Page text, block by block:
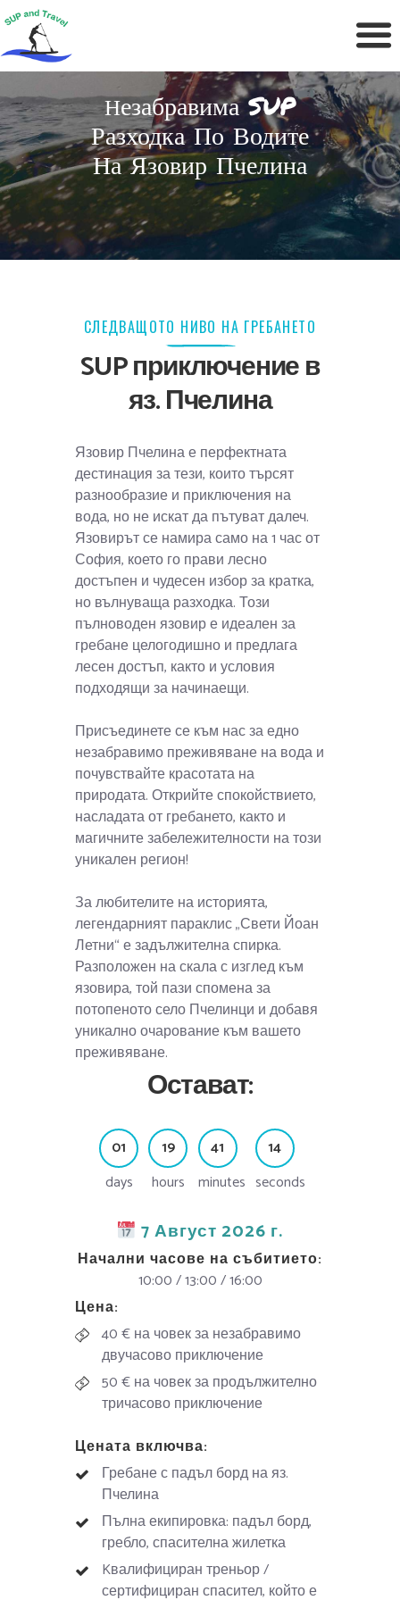
НЕзабравима SUP
Разходка По Водите
На Язовир Пчелина
СЛЕДВАЩОТО НИВО НА ГРЕБАНЕТО
SUP приключение в
яз. Пчелина
Язовир Пчелина е перфектната
дестинация за тези, които търсят
разнообразие и приключения на
вода, но не искат да пътуват далеч.
Язовирът се намира само на 1 час от
София, което го прави лесно
достъпен и чудесен избор за кратка,
но вълнуваща разходка. Този
пълноводен язовир е идеален за
гребане целогодишно и предлага
лесен достъп, както и условия
подходящи за начинаещи.
Присъединете се към нас за едно
незабравимо преживяване на вода и
почувствайте красотата на
природата. Открийте спокойствието,
насладата от гребането, както и
магичните забележителности на този
уникален регион!
За любителите на историята,
легендарният параклис „Свети Йоан
Летни“ е задължителна спирка.
Разположен на скала с изглед към
язовира, той пази спомена за
потопеното село Пчелинци и добавя
уникално очарование към вашето
преживяване.
Остават:
01
days
19
hours
41
minutes
14
seconds
7 Август 2026 г.
Начални часове на събитието:
10:00 / 13:00 / 16:00
Цена:
40 € на човек за незабравимо
двучасово приключение
50 € на човек за продължително
тричасово приключение
Цената включва:
Гребане с падъл борд на яз.
Пчелина
Пълна екипировка: падъл борд,
гребло, спасителна жилетка
Kвалифициран треньор /
сертифициран спасител, който е